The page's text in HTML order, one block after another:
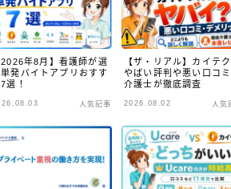
2026年8月】看護師が選
単発バイトアプリおすす
選！
人気記事
【ザ・リアル】カイテ
やばい評判や悪い口コミ
介護士が徹底調査
2026.08.02 人気